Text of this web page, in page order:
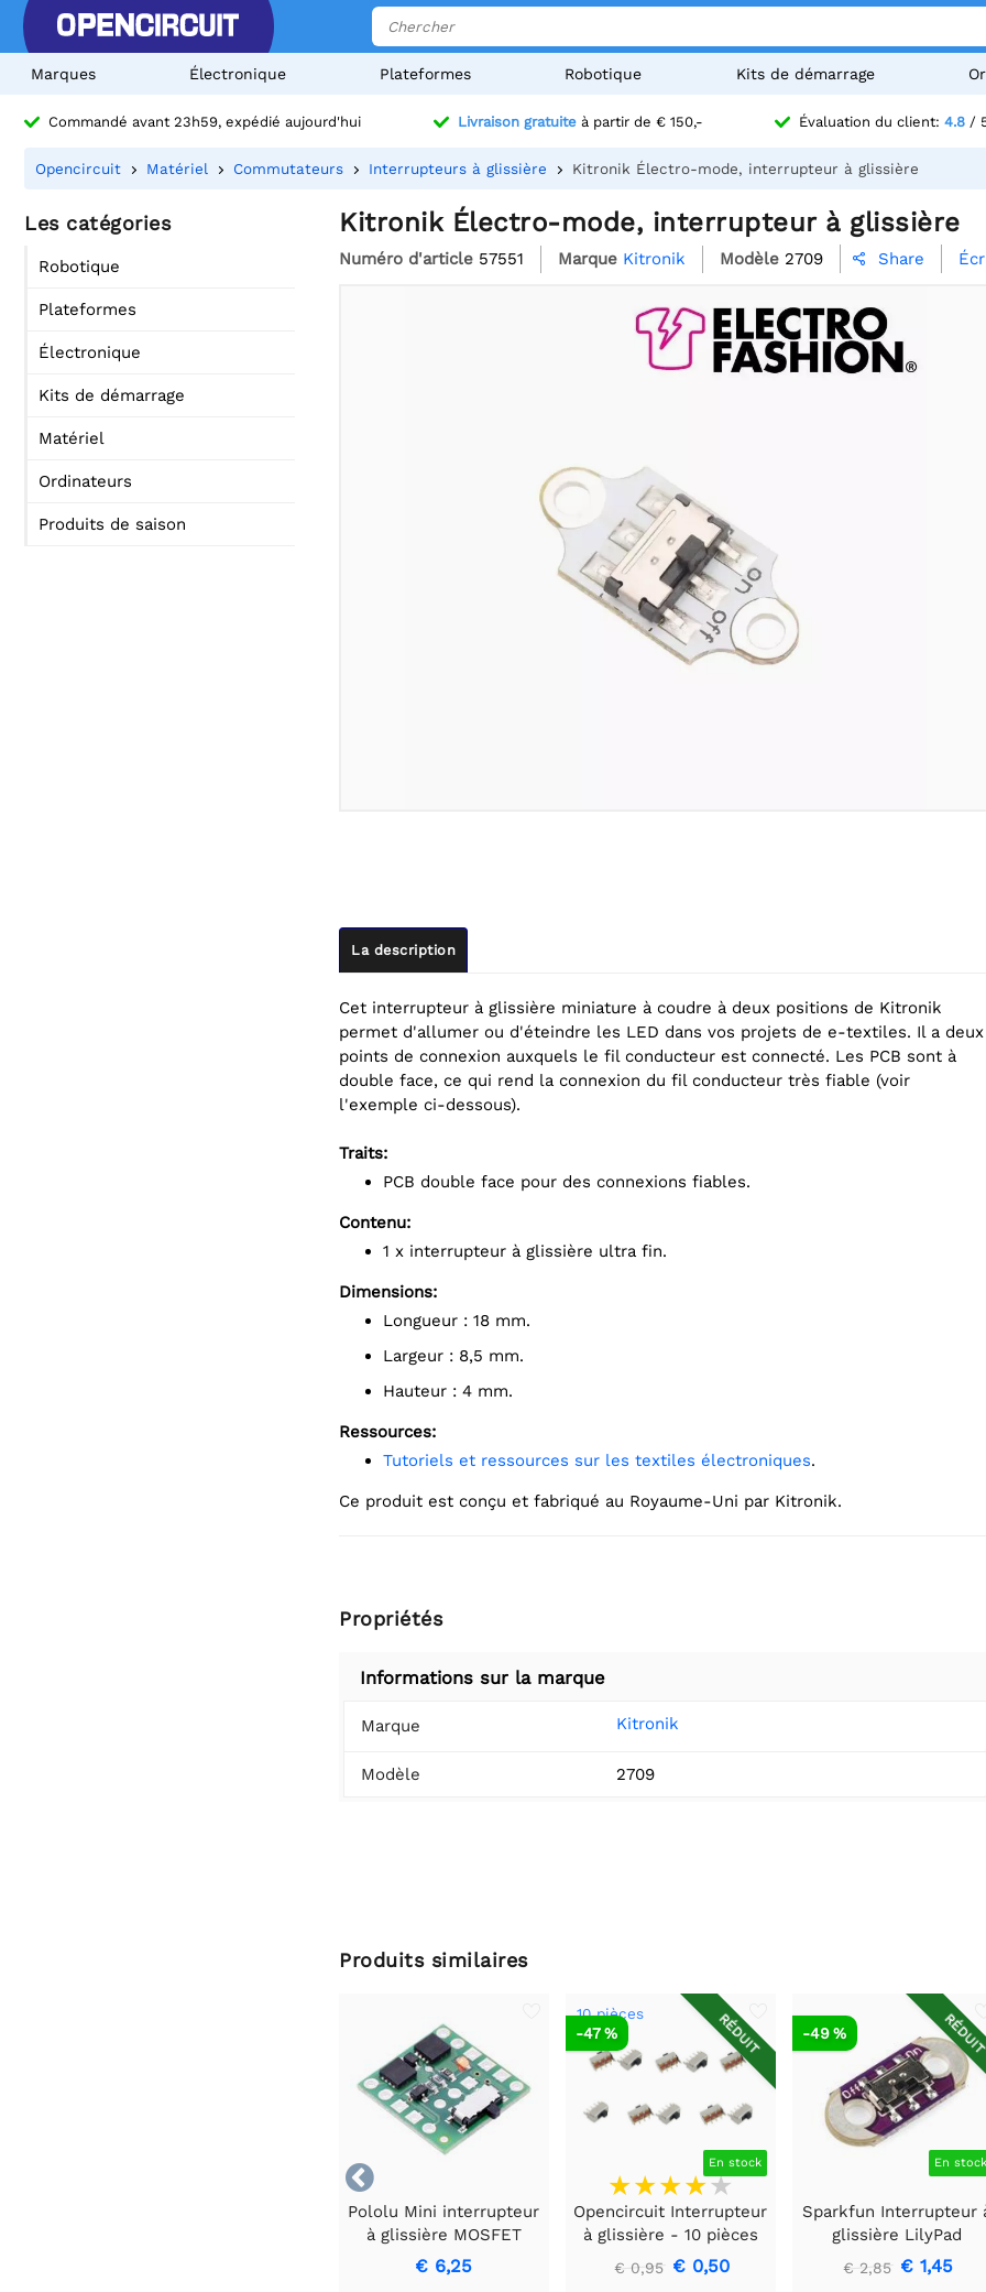
Marques Électronique Plateformes Robotique Kits de démarrage
Commandé avant 23h59, expédié aujourd'hui Livraison gratuiteà partir de € 150,- Évaluation du client: 4.8 /
Opencircuit Matériel Commutateurs Interrupteurs à glissière Kitronik Électro-mode, interrupteur à glissière
Les catégories
Robotique
Plateformes
Électronique
Kits de démarrage
Matériel
Ordinateurs
Produits de saison
Kitronik Électro-mode, interrupteur à glissière
Numéro d'article 57551 Marque Kitronik Modèle 2709  Share
La description
Cet interrupteur à glissière miniature à coudre à deux positions de Kitronik
permet d'allumer ou d'éteindre les LED dans vos projets de e-textiles. Il a deux
points de connexion auxquels le fil conducteur est connecté. Les PCB sont à
double face, ce qui rend la connexion du fil conducteur très fiable (voir
l'exemple ci-dessous).
Traits:
PCB double face pour des connexions fiables.
Contenu:
1 x interrupteur à glissière ultra fin.
Dimensions:
Longueur : 18 mm.
Largeur : 8,5 mm.
Hauteur : 4 mm.
Ressources:
Tutoriels et ressources sur les textiles électroniques.
Ce produit est conçu et fabriqué au Royaume-Uni par Kitronik.
Propriétés
Informations sur la marque
Marque Kitronik
Modèle 2709
Produits similaires

Pololu Mini interrupteur
à glissière MOSFET
avec protection contre
les inversions de
€ 6,25
RÉDUIT
10 pièces
En stock
-47 %
Opencircuit Interrupteur
à glissière - 10 pièces
€ 0,95 € 0,50
En
-49 %
Sparkfun Interrupteur
glissière LilyPad
€ 2,85 € 1,45